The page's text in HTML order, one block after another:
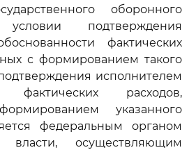
оборонного
подтверждения
фактических
с формированием такого
исполнителем
фактических расходов,
указанного
федеральным органом
власти, осуществляющим